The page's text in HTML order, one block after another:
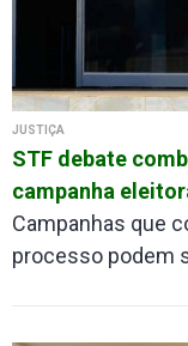
JUSTIÇA
STF debate
campanha
Campanhas que
processo podem